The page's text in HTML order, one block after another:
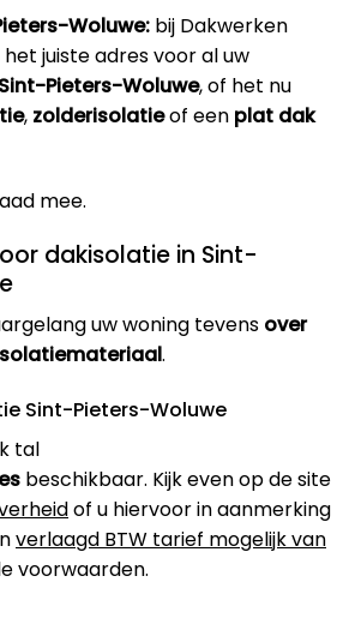
Woluwe: bij Dakwerken
juiste adres voor al uw
Pieters-Woluwe, of het nu
, zolderisolatieof een plat dak
mee.
dakisolatie in Sint-
uw woning tevens over
.
Sint-Pieters-Woluwe
tal
beschikbaar. Kijk even op de site
of u hiervoor in aanmerking
verlaagd BTW tarief mogelijk van
voorwaarden.